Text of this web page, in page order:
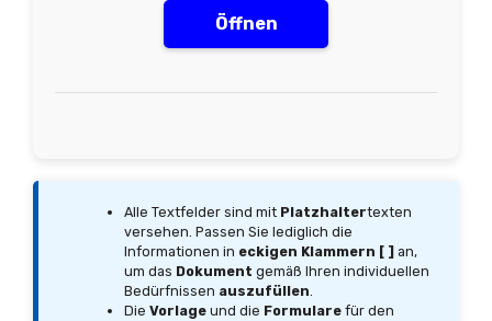
Öffnen
Alle Textfelder sind mit Platzhaltertexten
versehen. Passen Sie lediglich die
Informationen in eckigen Klammern [ ] an,
um das Dokument gemäß Ihren individuellen
Bedürfnissen auszufüllen.
Die Vorlageund die Formularefür den